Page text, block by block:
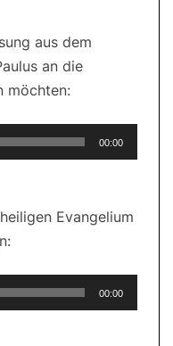
aus dem
an die
möchten:
00:00
Evangelium
00:00